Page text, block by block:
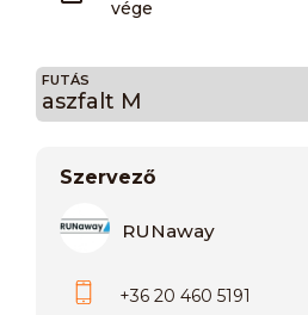
vége
FUTÁS
aszfalt M
Szervező
RUNaway
+36 20 460 5191